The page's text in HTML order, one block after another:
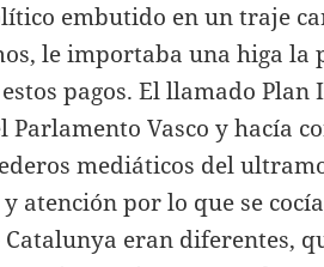
embutido en un traje
le importaba una higa la
pagos. El llamado Plan
Parlamento Vasco y hacía
mediáticos del
atención por lo que se
eran diferentes,